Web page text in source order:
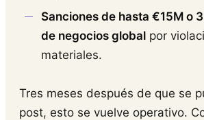
Sanciones de hasta €15M o
de negocios global por
materiales.
Tres meses después de que se
post, esto se vuelve operativo.